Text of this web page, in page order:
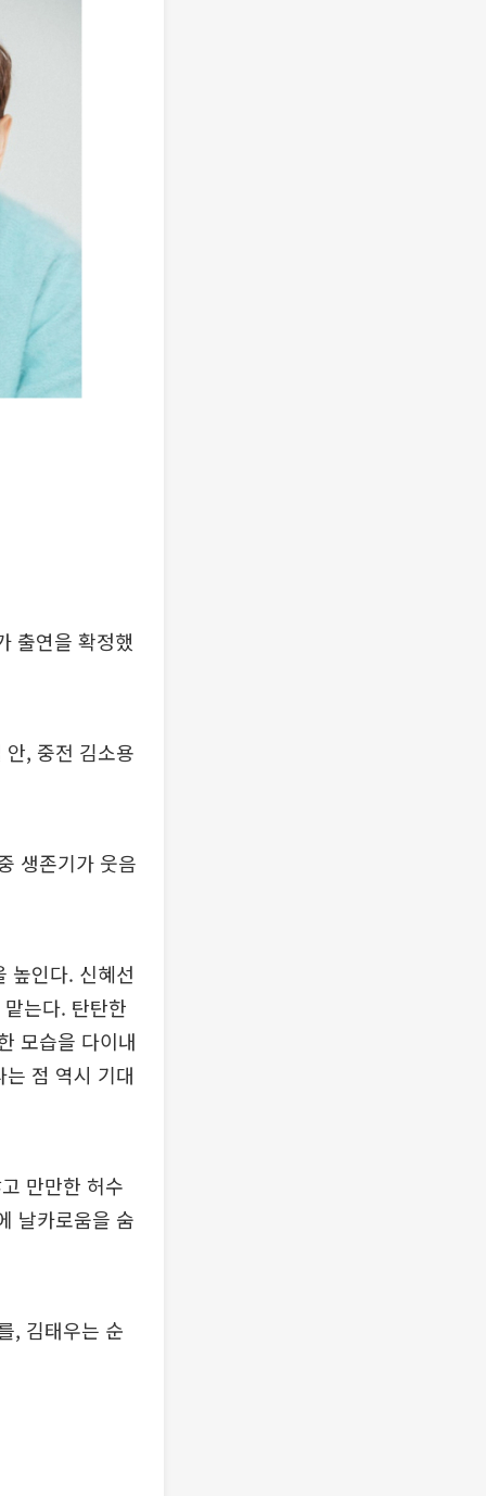
출연을 확정했
, 중전 김소용
생존기가 웃음
높인다. 신혜선
는다. 탄탄한
모습을 다이내
점 역시 기대
만만한 허수
날카로움을 숨
, 김태우는 순